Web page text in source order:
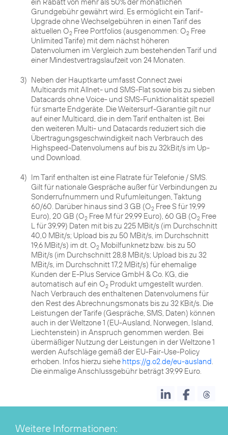
Grundgebühr gewährt wird. Es ermöglicht ein Tarif-
Upgrade ohne Wechselgebühren in einen Tarif des
aktuellen O2 Free Portfolios (ausgenommen: O2 Free
Unlimited Tarife) mit dem nächst höheren
Datenvolumen im Vergleich zum bestehenden Tarif und
einer Mindestvertragslaufzeit von 24 Monaten.
3) Neben der Hauptkarte umfasst Connect zwei
Multicards mit Allnet- und SMS-Flat sowie bis zu sieben
Datacards ohne Voice- und SMS-Funktionalität speziell
für smarte Endgeräte. Die Weitersurf-Garantie gilt nur
auf einer Multicard, die in dem Tarif enthalten ist. Bei
den weiteren Multi- und Datacards reduziert sich die
Übertragungsgeschwindigkeit nach Verbrauch des
Highspeed-Datenvolumens auf bis zu 32kBit/s im Up-
und Download.
4) Im Tarif enthalten ist eine Flatrate für Telefonie / SMS.
Gilt für nationale Gespräche außer für Verbindungen zu
Sonderrufnummern und Rufumleitungen, Taktung
60/60. Darüber hinaus sind 3 GB (O2 Free S für 19,99
Euro), 20 GB (O2 Free M für 29,99 Euro), 60 GB (O2 Free
L für 39,99) Daten mit bis zu 225 MBit/s (im Durchschnitt
40,0 MBit/s; Upload bis zu 50 MBit/s, im Durchschnitt
19,6 MBit/s) im dt. O2 Mobilfunknetz bzw. bis zu 50
MBit/s (im Durchschnitt 28,8 MBit/s; Upload bis zu 32
MBit/s, im Durchschnitt 17,2 MBit/s) für ehemalige
Kunden der E-Plus Service GmbH & Co. KG, die
automatisch auf ein O2 Produkt umgestellt wurden.
Nach Verbrauch des enthaltenen Datenvolumens für
den Rest des Abrechnungsmonats bis zu 32 KBit/s. Die
Leistungen der Tarife (Gespräche, SMS, Daten) können
auch in der Weltzone 1 (EU-Ausland, Norwegen, Island,
Liechtenstein) in Anspruch genommen werden. Bei
übermäßiger Nutzung der Leistungen in der Weltzone 1
werden Aufschläge gemäß der EU-Fair-Use-Policy
erhoben. Infos hierzu siehe https://g.o2.de/eu-ausland
Die einmalige Anschlussgebühr beträgt 39,99 Euro.
Weitere Informationen: